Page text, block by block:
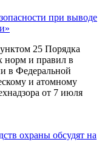
при выводе
25 Порядка
норм и правил в
в Федеральной
и атомному
от 7 июля
охраны обсудят на